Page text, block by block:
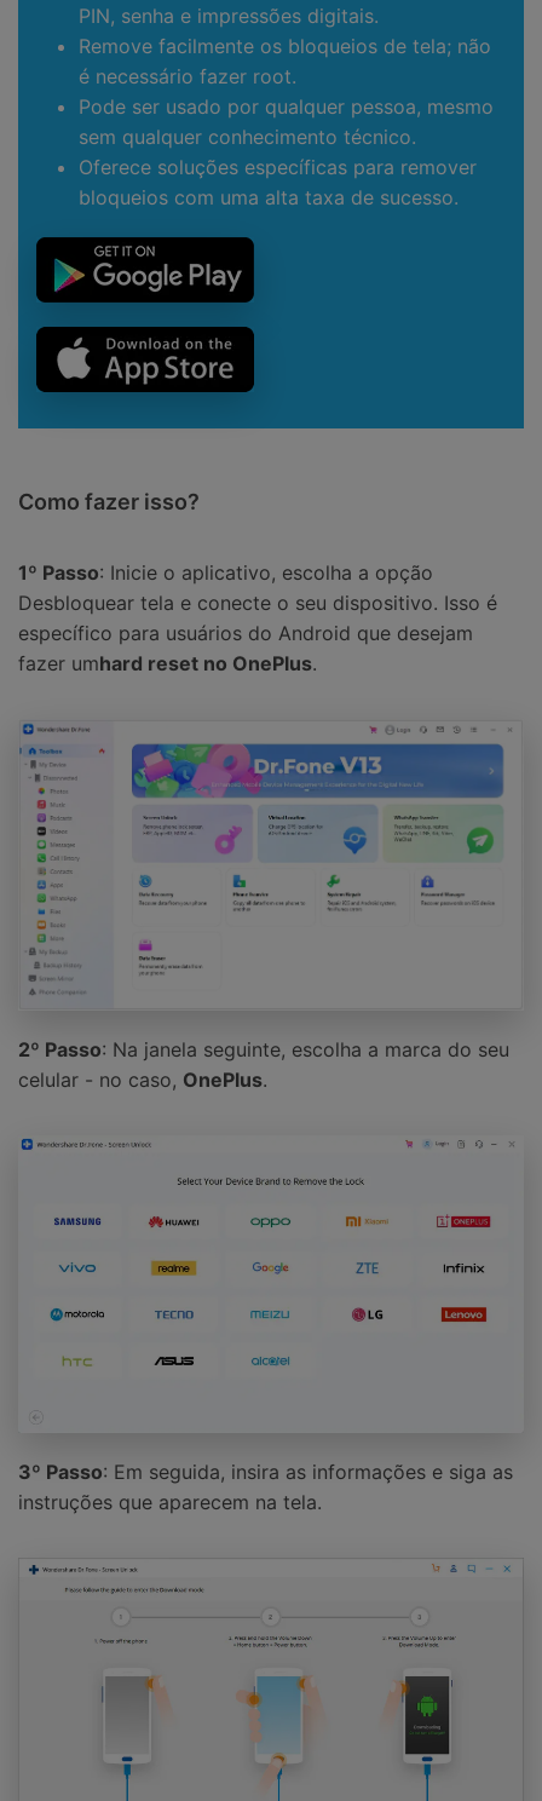
PIN, senha e impressões digitais.
Remove facilmente os bloqueios de tela; não
é necessário fazer root.
Pode ser usado por qualquer pessoa, mesmo
sem qualquer conhecimento técnico.
Oferece soluções específicas para remover
bloqueios com uma alta taxa de sucesso.
Como fazer isso?
1º Passo: Inicie o aplicativo, escolha a opção
Desbloquear tela e conecte o seu dispositivo. Isso é
específico para usuários do Android que desejam
fazer umhard reset no OnePlus.
2º Passo: Na janela seguinte, escolha a marca do seu
celular - no caso, OnePlus.
3º Passo: Em seguida, insira as informações e siga as
instruções que aparecem na tela.